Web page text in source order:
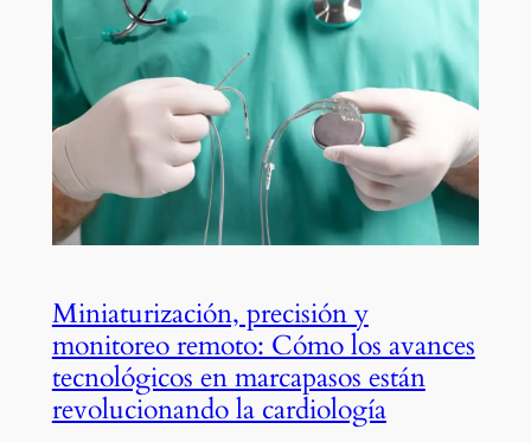
Miniaturización, precisión y
monitoreo remoto: Cómo los avances
tecnológicos en marcapasos están
revolucionando la cardiología